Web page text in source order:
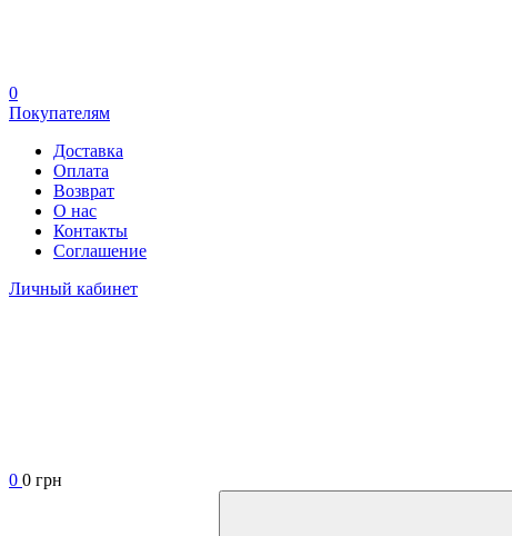
0
Покупателям
Доставка
Оплата
Возврат
О нас
Контакты
Соглашение
Личный кабинет
0 0 грн